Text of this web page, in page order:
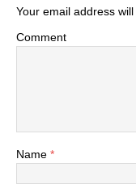
Your email address
Comment
Name *